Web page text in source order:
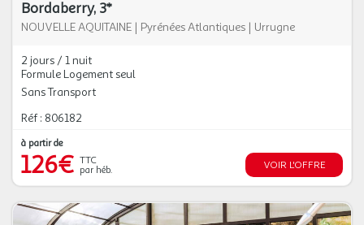
Bordaberry, 3*
NOUVELLE AQUITAINE | Pyrénées Atlantiques | Urrugne
2 jours / 1 nuit
Formule Logement seul
Sans Transport
Réf : 806182
à partir de
126€ TTC
par héb.
VOIR L'OFFRE